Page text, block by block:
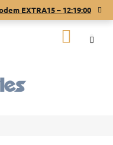
EXTRA15 – 12:18:59